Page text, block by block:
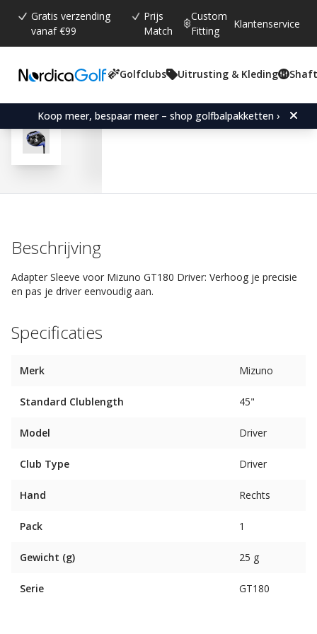
Gratis verzending
vanaf €99
Prijs
Match
Custom
Fitting
Klantenservice
Golfclubs Uitrusting & Kleding
Koop meer, bespaar meer – shop golfbalpakketten ›
Gemiddelde beoordeling:
4.2 (aantal stemmen:
13)
Adapter Sleeve for
Beschrijving
Adapter Sleeve voor Mizuno GT180 Driver: Verhoog je precisie
en pas je driver eenvoudig aan.
Specificaties
Merk Mizuno
Standard Clublength 45"
Model Driver
Club Type Driver
Hand Rechts
Pack 1
Gewicht (g) 25 g
Serie GT180